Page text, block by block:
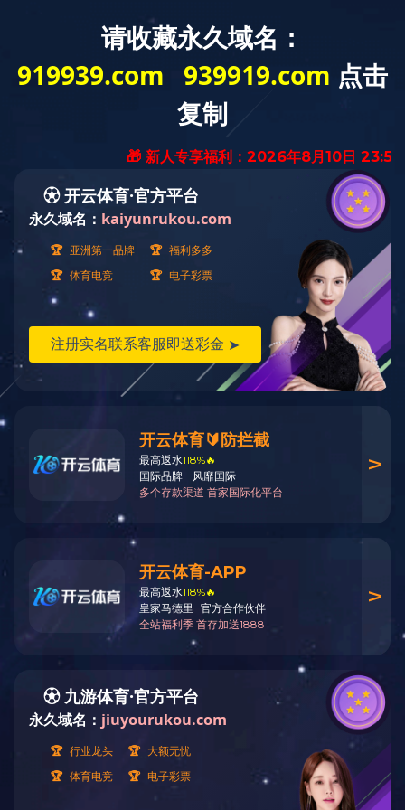
服务支持
服务理念：热情受理、快速回复、妥善处理、持续改进。
服务内容
全面技术咨询，全程技术指导。制定解决方案，
终身跟踪服务。
服务支持：公司设置售后服务部门，拥有一支快速响应的优
秀队伍，全身心投入。
通过现场实地服务和远程指导服务，确保业主环
保设施始终处于更佳运行状态。
365